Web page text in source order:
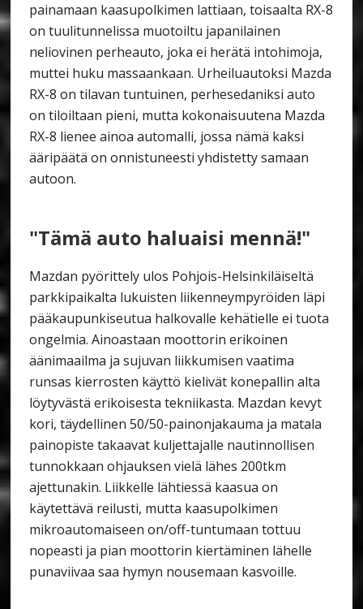
painamaan kaasupolkimen lattiaan, toisaalta RX-8
on tuulitunnelissa muotoiltu japanilainen
neliovinen perheauto, joka ei herätä intohimoja,
muttei huku massaankaan. Urheiluautoksi Mazda
RX-8 on tilavan tuntuinen, perhesedaniksi auto
on tiloiltaan pieni, mutta kokonaisuutena Mazda
RX-8 lienee ainoa automalli, jossa nämä kaksi
ääripäätä on onnistuneesti yhdistetty samaan
autoon.
"Tämä auto haluaisi mennä!"
Mazdan pyörittely ulos Pohjois-Helsinkiläiseltä
parkkipaikalta lukuisten liikenneympyröiden läpi
pääkaupunkiseutua halkovalle kehätielle ei tuota
ongelmia. Ainoastaan moottorin erikoinen
äänimaailma ja sujuvan liikkumisen vaatima
runsas kierrosten käyttö kielivät konepallin alta
löytyvästä erikoisesta tekniikasta. Mazdan kevyt
kori, täydellinen 50/50-painonjakauma ja matala
painopiste takaavat kuljettajalle nautinnollisen
tunnokkaan ohjauksen vielä lähes 200tkm
ajettunakin. Liikkelle lähtiessä kaasua on
käytettävä reilusti, mutta kaasupolkimen
mikroautomaiseen on/off-tuntumaan tottuu
nopeasti ja pian moottorin kiertäminen lähelle
punaviivaa saa hymyn nousemaan kasvoille.